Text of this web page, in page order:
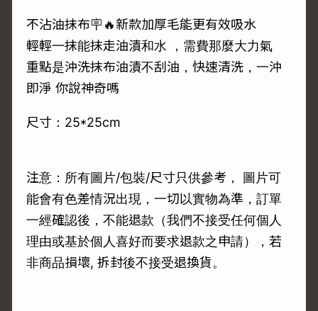
不沾油抹布🪧🔥新款加厚毛能更有效吸水
輕輕一抹能抹走油漬和水 ，需費那麼大力氣
重點是沖洗抹布油漬不刮油，快速清洗，一沖
即淨 你說神奇嗎
尺寸：25*25cm
注意：所有圖片/包裝/尺寸只供參考， 圖片可
能會有色差情況出現，一切以實物為準，訂單
一經確認後，不能退款（我們不接受任何個人
理由或基於個人喜好而要求退款之申請），若
非商品損壞, 拆封後不接受退換貨。